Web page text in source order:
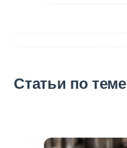
Статьи по теме